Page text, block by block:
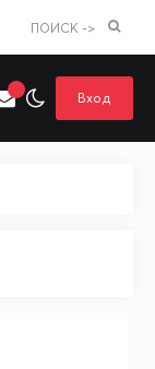
ПОИСК ->
Вход